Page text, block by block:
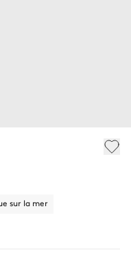
sur la mer